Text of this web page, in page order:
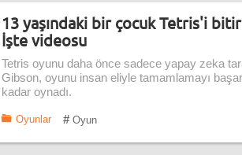
13 yaşındaki bir çocuk Tetris'i
İşte videosu
Tetris oyunu daha önce sadece yapay zeka
Gibson, oyunu insan eliyle tamamlamayı
kadar oynadı.
Oyunlar # Oyun